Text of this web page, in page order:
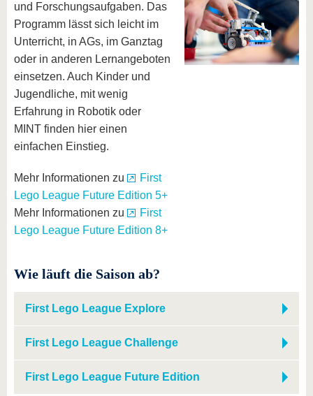
und Forschungsaufgaben. Das
Programm lässt sich leicht im
Unterricht, in AGs, im Ganztag
oder in anderen Lernangeboten
einsetzen. Auch Kinder und
Jugendliche, mit wenig
Erfahrung in Robotik oder
MINT finden hier einen
einfachen Einstieg.
Mehr Informationen zu
First
Lego League Future Edition 5+
Mehr Informationen zu
First
Lego League Future Edition 8+
Wie läuft die Saison ab?
First Lego League Explore
First Lego League Challenge
First Lego League Future Edition